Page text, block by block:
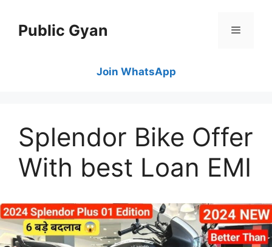
contentPublic Gyan
Join WhatsApp
Splendor Bike Offer
With best Loan EMI